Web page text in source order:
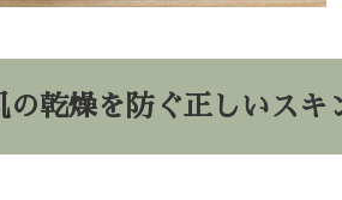
の乾燥を防ぐ正しいスキ